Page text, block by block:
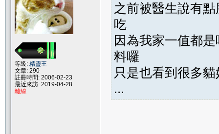
等級: 精靈王
文章: 290
註冊時間: 2006-02-23
最近來訪: 2019-04-28
離線
之前被醫生說有
吃
因為我家一值都
料囉
只是也看到很多
...